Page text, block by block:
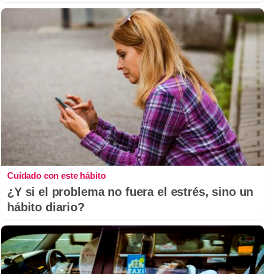
Cuidado con este hábito
¿Y si el problema no fuera el estrés, sino un
hábito diario?